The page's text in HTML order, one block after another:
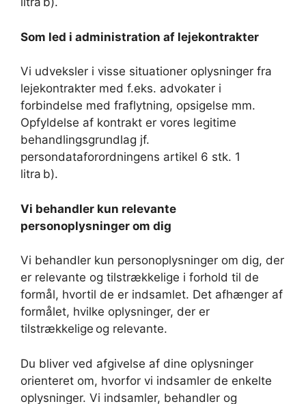
Som led i administration af lejekontrakter
Vi udveksler i visse situationer oplysninger fra
lejekontrakter med f.eks. advokater i
forbindelse med fraflytning, opsigelse mm.
Opfyldelse af kontrakt er vores legitime
behandlingsgrundlag jf.
persondataforordningens artikel 6 stk. 1
litra b).
Vi behandler kun relevante
personoplysninger om dig
Vi behandler kun personoplysninger om dig, der
er relevante og tilstrækkelige i forhold til de
formål, hvortil de er indsamlet. Det afhænger af
formålet, hvilke oplysninger, der er
tilstrækkelige og relevante.
Du bliver ved afgivelse af dine oplysninger
orienteret om, hvorfor vi indsamler de enkelte
oplysninger. Vi indsamler, behandler og